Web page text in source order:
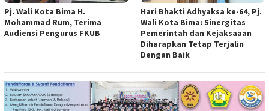
Pj. Wali Kota Bima H.
Mohammad Rum, Terima
Audiensi Pengurus FKUB
Hari Bhakti Adhyaksa ke-64, Pj.
Wali Kota Bima: Sinergitas
Pemerintah dan Kejaksaaan
Diharapkan Tetap Terjalin
Dengan Baik